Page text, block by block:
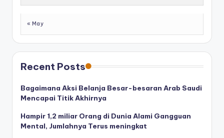
« May
Recent Posts
Bagaimana Aksi Belanja Besar-besaran Arab Saudi
Mencapai Titik Akhirnya
Hampir 1,2 miliar Orang di Dunia Alami Gangguan
Mental, Jumlahnya Terus meningkat